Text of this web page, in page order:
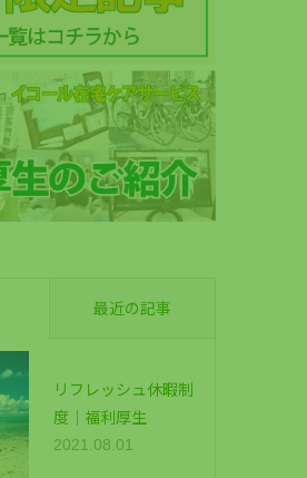
最近の記事
リフレッシュ休暇制
度｜福利厚生
2021.08.01